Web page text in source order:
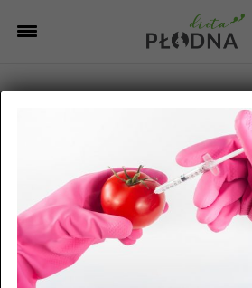
Wszystko, co
wiedzieć o
GMO
23 MAJA 2018 by